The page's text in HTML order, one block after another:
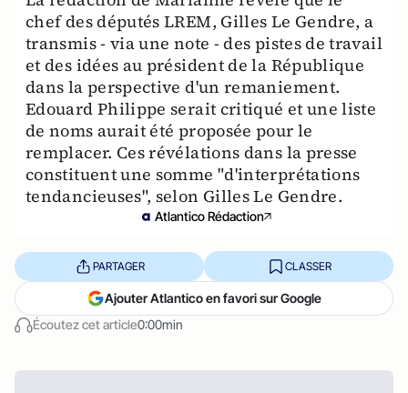
chef des députés LREM, Gilles Le Gendre, a
transmis - via une note - des pistes de travail
et des idées au président de la République
dans la perspective d'un remaniement.
Edouard Philippe serait critiqué et une liste
de noms aurait été proposée pour le
remplacer. Ces révélations dans la presse
constituent une somme "d'interprétations
tendancieuses", selon Gilles Le Gendre.
Atlantico Rédaction
Écoutez cet article0:00min
PARTAGER CLASSER
Ajouter Atlantico en favori sur Google